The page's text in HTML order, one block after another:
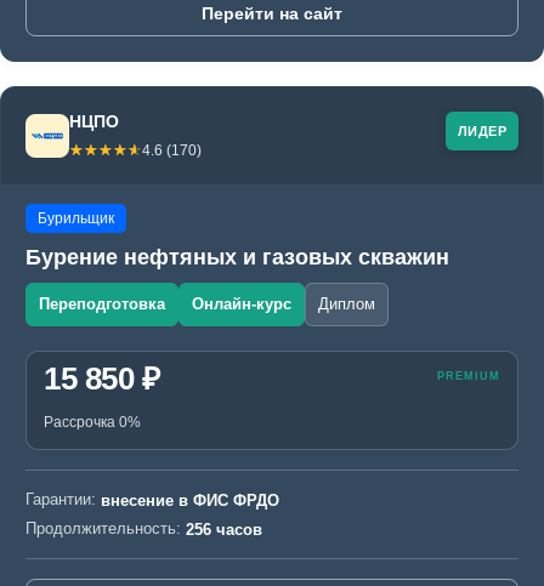
Перейти на сайт
ЛИДЕР
НЦПО
☆☆☆☆☆
★★★★★4.6 (170)
Бурильщик
Бурение нефтяных и газовых скважин
Переподготовка Онлайн-курс Диплом
15 850 ₽
Рассрочка 0%
Гарантии: внесение в ФИС ФРДО
Продолжительность: 256 часов